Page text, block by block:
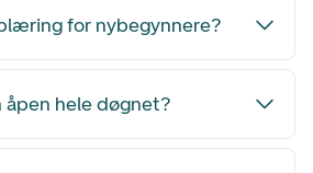
for nybegynnere?
åpen hele døgnet?